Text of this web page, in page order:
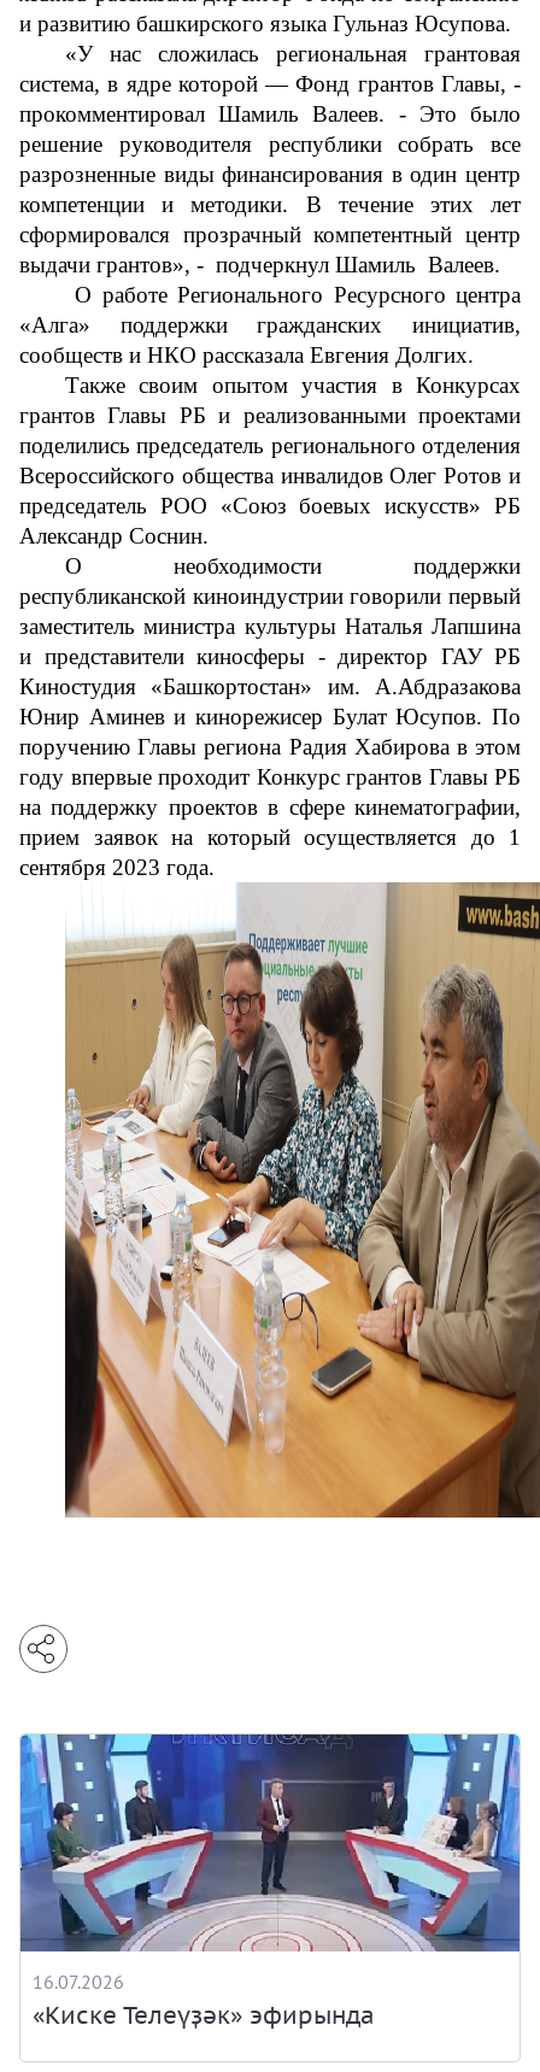
и развитию башкирского языка Гульназ Юсупова.
«У нас сложилась региональная грантовая
система, в ядре которой — Фонд грантов Главы, -
прокомментировал Шамиль Валеев. - Это было
решение руководителя республики собрать все
разрозненные виды финансирования в один центр
компетенции и методики. В течение этих лет
сформировался прозрачный компетентный центр
выдачи грантов», -  подчеркнул Шамиль  Валеев.
О работе Регионального Ресурсного центра
«Алга» поддержки гражданских инициатив,
сообществ и НКО рассказала Евгения Долгих.
Также своим опытом участия в Конкурсах
грантов Главы РБ и реализованными проектами
поделились председатель регионального отделения
Всероссийского общества инвалидов Олег Ротов и
председатель РОО «Союз боевых искусств» РБ
Александр Соснин.
О необходимости поддержки
республиканской киноиндустрии говорили первый
заместитель министра культуры Наталья Лапшина
и представители киносферы - директор ГАУ РБ
Киностудия «Башкортостан» им. А.Абдразакова
Юнир Аминев и кинорежисер Булат Юсупов. По
поручению Главы региона Радия Хабирова в этом
году впервые проходит Конкурс грантов Главы РБ
на поддержку проектов в сфере кинематографии,
прием заявок на который осуществляется до 1
сентября 2023 года.
16.07.2026
«Киске Телеүҙәк» эфирында